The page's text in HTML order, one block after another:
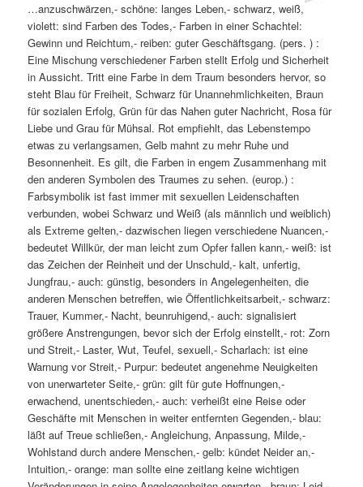
…anzuschwärzen,- schöne: langes Leben,- schwarz, weiß,
violett: sind Farben des Todes,- Farben in einer Schachtel:
Gewinn und Reichtum,- reiben: guter Geschäftsgang. (pers. ) :
Eine Mischung verschiedener Farben stellt Erfolg und Sicherheit
in Aussicht. Tritt eine Farbe in dem Traum besonders hervor, so
steht Blau für Freiheit, Schwarz für Unannehmlichkeiten, Braun
für sozialen Erfolg, Grün für das Nahen guter Nachricht, Rosa für
Liebe und Grau für Mühsal. Rot empfiehlt, das Lebenstempo
etwas zu verlangsamen, Gelb mahnt zu mehr Ruhe und
Besonnenheit. Es gilt, die Farben in engem Zusammenhang mit
den anderen Symbolen des Traumes zu sehen. (europ.) :
Farbsymbolik ist fast immer mit sexuellen Leidenschaften
verbunden, wobei Schwarz und Weiß (als männlich und weiblich)
als Extreme gelten,- dazwischen liegen verschiedene Nuancen,-
bedeutet Willkür, der man leicht zum Opfer fallen kann,- weiß: ist
das Zeichen der Reinheit und der Unschuld,- kalt, unfertig,
Jungfrau,- auch: günstig, besonders in Angelegenheiten, die
anderen Menschen betreffen, wie Öffentlichkeitsarbeit,- schwarz:
Trauer, Kummer,- Nacht, beunruhigend,- auch: signalisiert
größere Anstrengungen, bevor sich der Erfolg einstellt,- rot: Zorn
und Streit,- Laster, Wut, Teufel, sexuell,- Scharlach: ist eine
Warnung vor Streit,- Purpur: bedeutet angenehme Neuigkeiten
von unerwarteter Seite,- grün: gilt für gute Hoffnungen,-
erwachend, unentschieden,- auch: verheißt eine Reise oder
Geschäfte mit Menschen in weiter entfernten Gegenden,- blau:
läßt auf Treue schließen,- Angleichung, Anpassung, Milde,-
Wohlstand durch andere Menschen,- gelb: kündet Neider an,-
Intuition,- orange: man sollte eine zeitlang keine wichtigen